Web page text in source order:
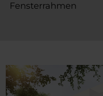
Fensterrahmen